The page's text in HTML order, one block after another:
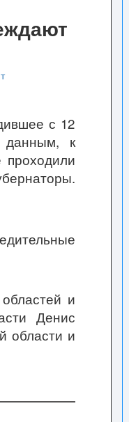
с 12
данным, к
проходили
и
Денис
области и